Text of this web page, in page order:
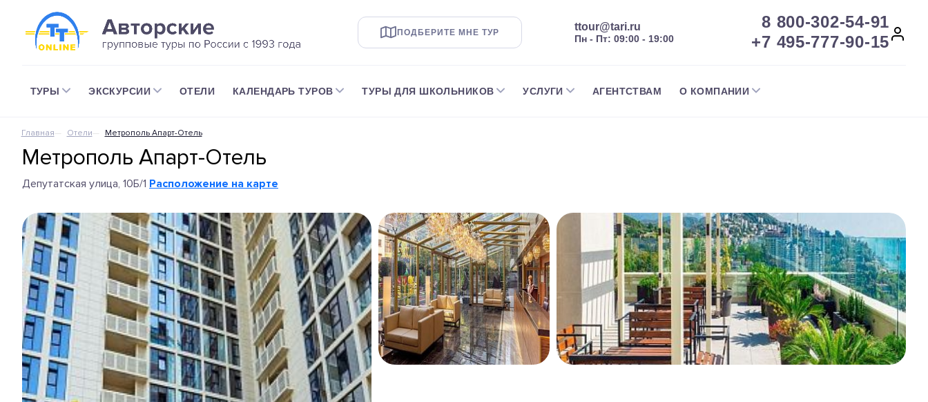
ПОДБЕРИТЕ МНЕ ТУР ttour@tari.ru
Пн - Пт: 09:00 - 19:00
8 800-302-54-91
+7 495-777-90-15
ТУРЫ ЭКСКУРСИИ ОТЕЛИ КАЛЕНДАРЬ ТУРОВ ТУРЫ ДЛЯ ШКОЛЬНИКОВ УСЛУГИ АГЕНТСТВАМ О КОМПАНИИ
Главная Отели Метрополь Апарт-Отель
Метрополь Апарт-Отель
Депутатская улица, 10Б/1 Расположение на карте